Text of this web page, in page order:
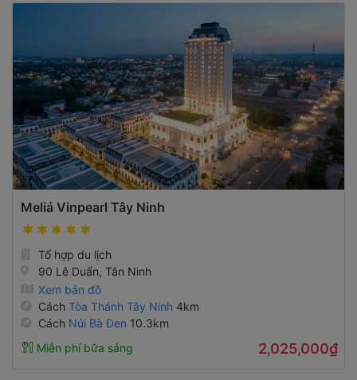
Meliá Vinpearl Tây Ninh
Tổ hợp du lịch
90 Lê Duẩn, Tân Ninh
Xem bản đồ
Cách Tòa Thánh Tây Ninh 4km
Cách Núi Bà Đen 10.3km
Miễn phí bữa sáng
2,025,000₫